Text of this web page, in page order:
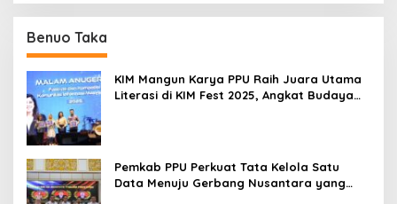
Benuo Taka
KIM Mangun Karya PPU Raih Juara Utama
Literasi di KIM Fest 2025, Angkat Budaya
Pemkab PPU Perkuat Tata Kelola Satu
Data Menuju Gerbang Nusantara yang